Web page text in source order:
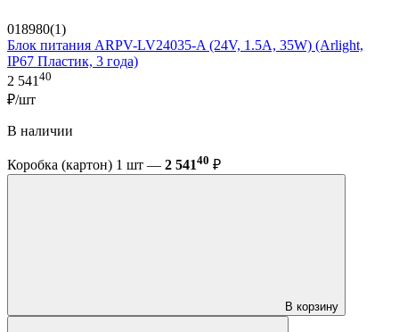
018980(1)
Блок питания ARPV-LV24035-A (24V, 1.5A, 35W) (Arlight,
IP67 Пластик, 3 года)
2 541 40
₽/шт
В наличии
Коробка (картон) 1 шт — 2 54140 ₽
В корзину